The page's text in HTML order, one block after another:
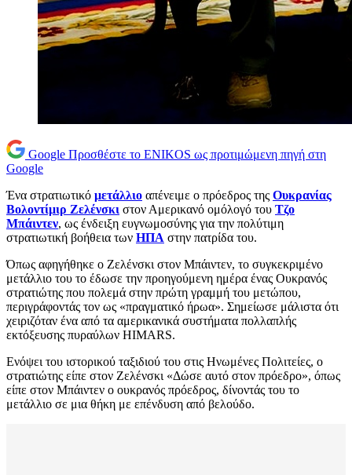
Google Προσθέστε το ENIKOS ως προτιμώμενη πηγή στη
Google
Ένα στρατιωτικό μετάλλιο απένειμε ο πρόεδρος της Ουκρανίας
Βολοντίμιρ Ζελένσκι στον Αμερικανό ομόλογό του Τζο
Μπάιντεν, ως ένδειξη ευγνωμοσύνης για την πολύτιμη
στρατιωτική βοήθεια των ΗΠΑ στην πατρίδα του.
Όπως αφηγήθηκε ο Ζελένσκι στον Μπάιντεν, το συγκεκριμένο
μετάλλιο του το έδωσε την προηγούμενη ημέρα ένας Ουκρανός
στρατιώτης που πολεμά στην πρώτη γραμμή του μετώπου,
περιγράφοντάς τον ως «πραγματικό ήρωα». Σημείωσε μάλιστα ότι
χειριζόταν ένα από τα αμερικανικά συστήματα πολλαπλής
εκτόξευσης πυραύλων HIMARS.
Ενόψει του ιστορικού ταξιδιού του στις Ηνωμένες Πολιτείες, ο
στρατιώτης είπε στον Ζελένσκι «Δώσε αυτό στον πρόεδρο», όπως
είπε στον Μπάιντεν ο ουκρανός πρόεδρος, δίνοντάς του το
μετάλλιο σε μια θήκη με επένδυση από βελούδο.